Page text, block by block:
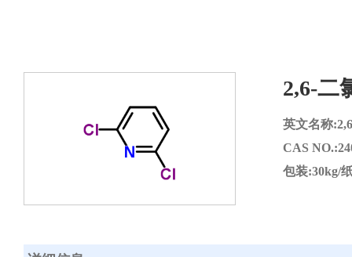
2,6-二
英文名称
CAS
包装:30kg/